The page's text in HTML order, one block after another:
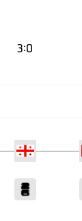
3:0